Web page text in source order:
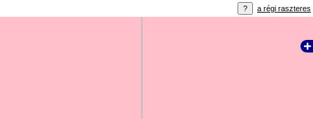
a régi raszteres